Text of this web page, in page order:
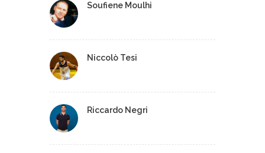
Soufiene Moulhi
Niccolò Tesi
Riccardo Negri